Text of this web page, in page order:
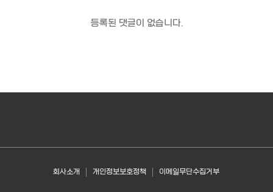
등록된 댓글이 없습니다.
회사소개 개인정보보호정책 이메일무단수집거부